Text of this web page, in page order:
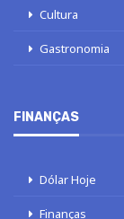
Cultura
Gastronomia
FINANÇAS
Dólar Hoje
Finanças